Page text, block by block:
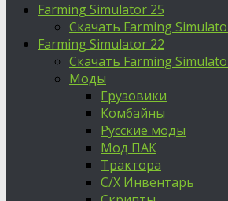
Farming Simulator 25
Скачать Farming
Farming Simulator 22
Скачать Farming
Моды
Грузовики
Комбайны
Русские моды
Мод ПАК
Трактора
С/Х Инвентарь